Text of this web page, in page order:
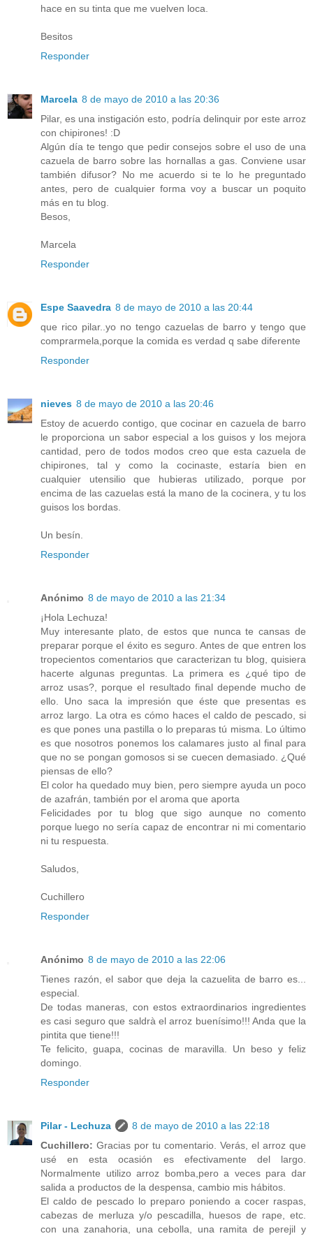
hace en su tinta que me vuelven loca.
Besitos
Responder
Marcela 8 de mayo de 2010 a las 20:36
Pilar, es una instigación esto, podría delinquir por este arroz
con chipirones! :D
Algún día te tengo que pedir consejos sobre el uso de una
cazuela de barro sobre las hornallas a gas. Conviene usar
también difusor? No me acuerdo si te lo he preguntado
antes, pero de cualquier forma voy a buscar un poquito
más en tu blog.
Besos,
Marcela
Responder
Espe Saavedra 8 de mayo de 2010 a las 20:44
que rico pilar..yo no tengo cazuelas de barro y tengo que
comprarmela,porque la comida es verdad q sabe diferente
Responder
nieves 8 de mayo de 2010 a las 20:46
Estoy de acuerdo contigo, que cocinar en cazuela de barro
le proporciona un sabor especial a los guisos y los mejora
cantidad, pero de todos modos creo que esta cazuela de
chipirones, tal y como la cocinaste, estaría bien en
cualquier utensilio que hubieras utilizado, porque por
encima de las cazuelas está la mano de la cocinera, y tu los
guisos los bordas.
Un besín.
Responder
Anónimo 8 de mayo de 2010 a las 21:34
¡Hola Lechuza!
Muy interesante plato, de estos que nunca te cansas de
preparar porque el éxito es seguro. Antes de que entren los
tropecientos comentarios que caracterizan tu blog, quisiera
hacerte algunas preguntas. La primera es ¿qué tipo de
arroz usas?, porque el resultado final depende mucho de
ello. Uno saca la impresión que éste que presentas es
arroz largo. La otra es cómo haces el caldo de pescado, si
es que pones una pastilla o lo preparas tú misma. Lo último
es que nosotros ponemos los calamares justo al final para
que no se pongan gomosos si se cuecen demasiado. ¿Qué
piensas de ello?
El color ha quedado muy bien, pero siempre ayuda un poco
de azafrán, también por el aroma que aporta
Felicidades por tu blog que sigo aunque no comento
porque luego no sería capaz de encontrar ni mi comentario
ni tu respuesta.
Saludos,
Cuchillero
Responder
Anónimo 8 de mayo de 2010 a las 22:06
Tienes razón, el sabor que deja la cazuelita de barro es...
especial.
De todas maneras, con estos extraordinarios ingredientes
es casi seguro que saldrà el arroz buenísimo!!! Anda que la
pintita que tiene!!!
Te felicito, guapa, cocinas de maravilla. Un beso y feliz
domingo.
Responder
Pilar - Lechuza
8 de mayo de 2010 a las 22:18
Cuchillero: Gracias por tu comentario. Verás, el arroz que
usé en esta ocasión es efectivamente del largo.
Normalmente utilizo arroz bomba,pero a veces para dar
salida a productos de la despensa, cambio mis hábitos.
El caldo de pescado lo preparo poniendo a cocer raspas,
cabezas de merluza y/o pescadilla, huesos de rape, etc.
con una zanahoria, una cebolla, una ramita de perejil y